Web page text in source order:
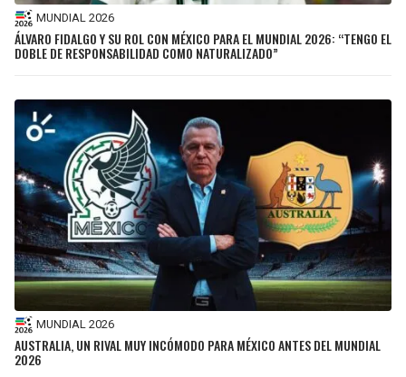
MUNDIAL 2026
ÁLVARO FIDALGO Y SU ROL CON MÉXICO PARA EL MUNDIAL 2026: “TENGO EL
DOBLE DE RESPONSABILIDAD COMO NATURALIZADO”
MUNDIAL 2026
AUSTRALIA, UN RIVAL MUY INCÓMODO PARA MÉXICO ANTES DEL MUNDIAL
2026